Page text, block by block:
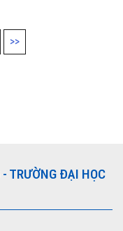
>>
- TRƯỜNG ĐẠI HỌC